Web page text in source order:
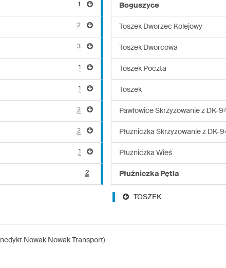
1
2
3
1
1
2
2
1
2
Boguszyce
Toszek Dworzec Kolejowy
Toszek Dworcowa
Toszek Poczta
Toszek
Pawłowice Skrzyżowanie z DK-
Płużniczka Skrzyżowanie z DK-
Płużniczka Wieś
Płużniczka Pętla
TOSZEK
Nowak Nowak Transport)